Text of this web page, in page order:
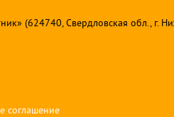
(624740, Свердловская обл., г.
соглашение